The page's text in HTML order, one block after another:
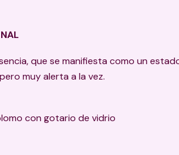
que se manifiesta como un
muy alerta a la vez.
con gotario de vidrio